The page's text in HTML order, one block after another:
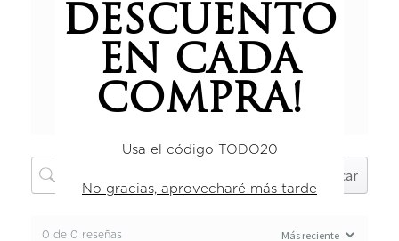
1 estrella
0%
Añadir una reseña
Buscar
0 de 0 reseñas
DESCUENTO
EN CADA
COMPRA!
Usa el código TODO20
No gracias, aprovecharé más tarde